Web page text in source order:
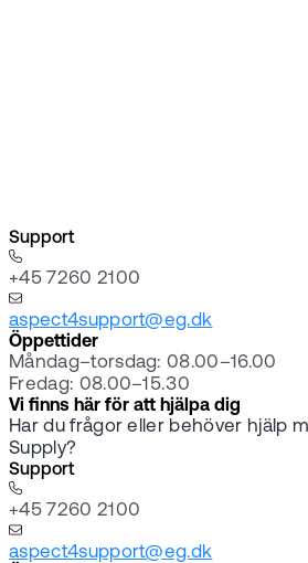
Support
+45 7260 2100
aspect4support@eg.dk
Öppettider
Måndag–torsdag: 08.00–16.00
Fredag: 08.00–15.30
Vi finns här för att hjälpa dig
Har du frågor eller behöver hjälp
Supply?
Support
+45 7260 2100
aspect4support@eg.dk